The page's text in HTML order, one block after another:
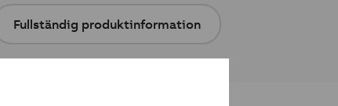
Fullständig produktinformation